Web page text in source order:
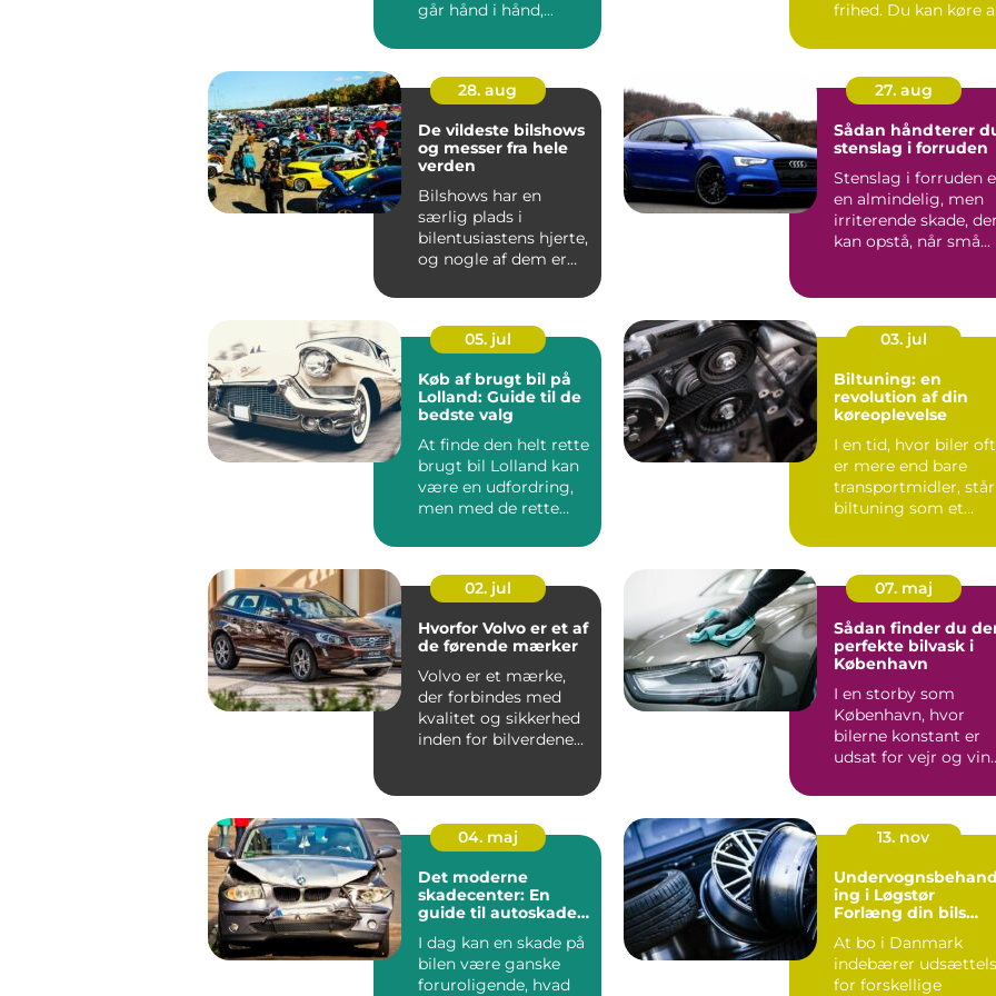
går hånd i hånd,...
frihed. Du kan køre
28. aug
De vildeste bilshows
og messer fra hele
verden
Bilshows har en
særlig plads i
bilentusiastens hjerte,
og nogle af dem er
27. aug
Sådan håndterer
stenslag i forruden
Stenslag i forruden
en almindelig, men
irriterende skade, der
kan opstå, når små...
05. jul
Køb af brugt bil på
Lolland: Guide til de
bedste valg
At finde den helt rette
brugt bil Lolland kan
være en udfordring,
men med de rette
03. jul
Biltuning: en
revolution af din
køreoplevelse
I en tid, hvor biler
er mere end bare
transportmidler, står
biltuning som et
02. jul
Hvorfor Volvo er et af
de førende mærker
Volvo er et mærke,
der forbindes med
kvalitet og sikkerhed
inden for bilverdenen.
07. maj
Sådan finder du
perfekte bilvask i
København
I en storby som
København, hvor
bilerne konstant er
udsat for vejr og
04. maj
Det moderne
skadecenter: En
guide til autoskader
I dag kan en skade på
bilen være ganske
foruroligende, hvad
13. nov
ing i Løgstør
Forlæng din bils
At bo i Danmark
indebærer
for forskellige